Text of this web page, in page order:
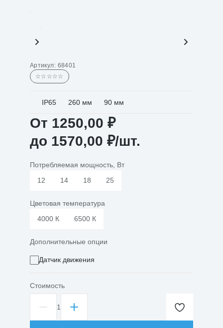
Артикул: 68401
☆☆☆☆☆
IP65 260 мм 90 мм
От 1250,00 ₽
до 1570,00 ₽/шт.
Потребляемая мощность, Вт
12
14 18 25
Цветовая температура
4000 К
6500 К
Дополнительные опции
Датчик движения
Стоимость
Количество
товара
1